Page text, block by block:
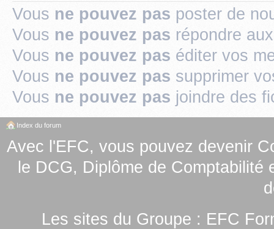
Vous ne pouvez pas poster de
Vous ne pouvez pas répondre
Vous ne pouvez pas éditer vos
Vous ne pouvez pas supprimer
Vous ne pouvez pas joindre des
Index du forum
Avec l'EFC, vous pouvez devenir
le DCG, Diplôme de Comptabilité
Les sites du Groupe : EFC